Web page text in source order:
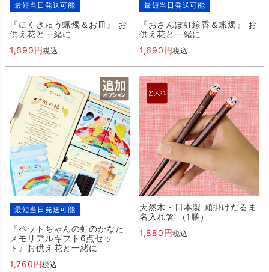
最短当日発送可能
『にくきゅう蝋燭＆お皿』 お
供え花と一緒に
1,690
税込
最短当日発送可能
『おさんぽ虹線香＆蝋燭』 お
供え花と一緒に
1,690
税込
最短当日発送可能
『ペットちゃんの虹のかなた
メモリアルギフト6点セッ
ト』お供え花と一緒に
1,760
税込
天然木・日本製 願掛けだるま
名入れ箸 （1膳）
1,880
税込